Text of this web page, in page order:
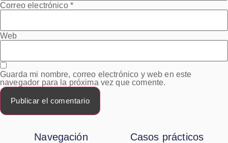
Correo electrónico *
Web
Guarda mi nombre, correo electrónico y web en este
navegador para la próxima vez que comente.
Navegación Casos prácticos